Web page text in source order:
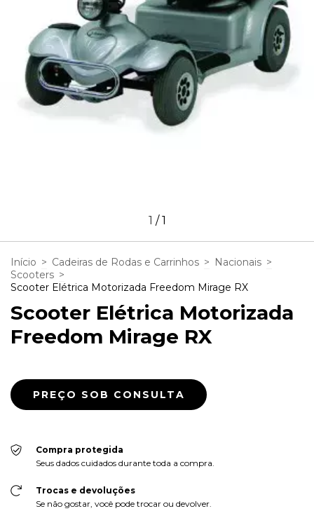
1 /1
Início > Cadeiras de Rodas e Carrinhos > Nacionais >
Scooters >
Scooter Elétrica Motorizada Freedom Mirage RX
Scooter Elétrica Motorizada
Freedom Mirage RX
Compra protegida
Seus dados cuidados durante toda a compra.
Trocas e devoluções
Se não gostar, você pode trocar ou devolver.